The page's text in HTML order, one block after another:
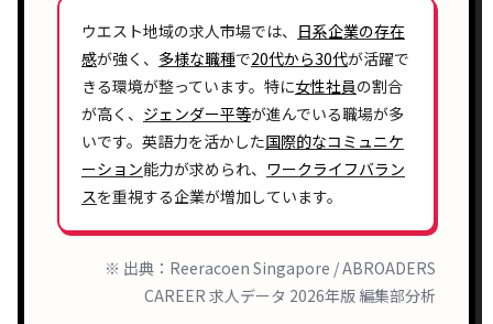
ウエスト地域の求人市場では、 日系企業の存在
感が強く、 多様な職種で20代から30代が活躍で
きる環境が整っています。特に女性社員の割合
が高く、 ジェンダー平等が進んでいる職場が多
いです。英語力を活かした国際的なコミュニケ
ーション能力が求められ、 ワークライフバラン
スを重視する企業が増加しています。
※ 出典：Reeracoen Singapore / ABROADERS
CAREER 求人データ 2026年版 編集部分析